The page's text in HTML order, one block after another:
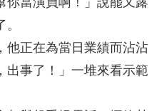
他正在為當日業績而沾沾
出事了！」一堆來看示範